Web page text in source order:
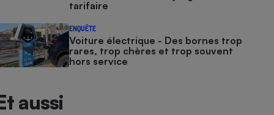
tarifaire
ENQUÊTE
Voiture électrique - Des bornes trop
rares, trop chères et trop souvent
hors service
aussi